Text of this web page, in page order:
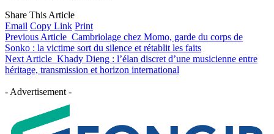
Share This Article
Email Copy Link Print
Previous Article Cambriolage chez Momo, garde du corps de
Sonko : la victime sort du silence et rétablit les faits
Next Article Khady Dieng : l’élan discret d’une musicienne entre
héritage, transmission et horizon international
- Advertisement -